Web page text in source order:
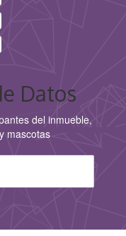
Datos
del inmueble,
mascotas